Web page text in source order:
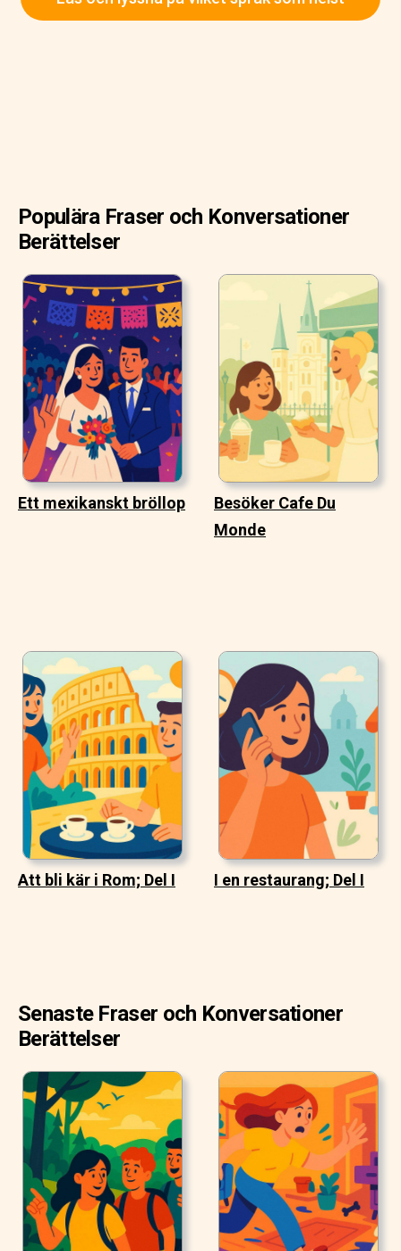
Populära Fraser och Konversationer
Berättelser
Ett mexikanskt bröllop
Besöker Cafe Du
Monde
Att bli kär i Rom; Del I I en restaurang; Del I
Senaste Fraser och Konversationer
Berättelser